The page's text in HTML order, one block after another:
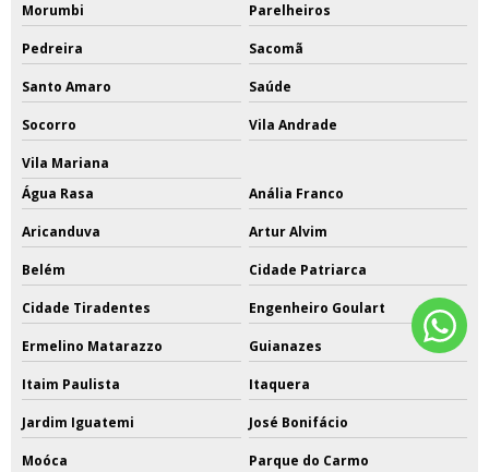
Morumbi Parelheiros
Pedreira Sacomã
Santo Amaro Saúde
Socorro Vila Andrade
Vila Mariana
Água Rasa
Anália Franco
Aricanduva Artur Alvim
Belém Cidade Patriarca
Cidade Tiradentes Engenheiro Goulart
Ermelino Matarazzo Guianazes
Itaim Paulista Itaquera
Jardim Iguatemi José Bonifácio
Moóca Parque do Carmo